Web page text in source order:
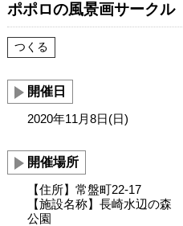
ポポロの風景画サークル
つくる
開催日
2020年11月8日(日)
開催場所
【住所】常盤町22-17
【施設名称】長崎水辺の森
公園